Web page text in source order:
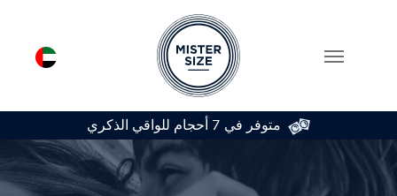
Skip to main content
متوفر في 7 أحجام للواقي الذكري